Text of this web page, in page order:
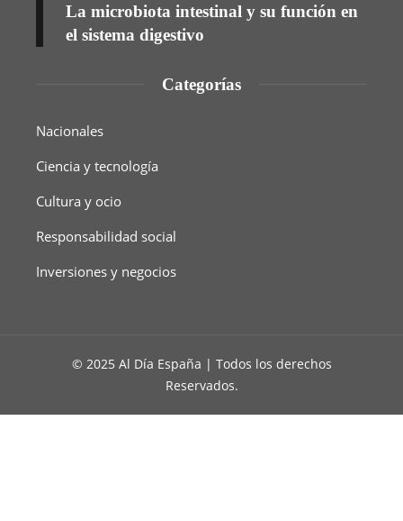
La microbiota intestinal y su función en
el sistema digestivo
Categorías
Nacionales
Ciencia y tecnología
Cultura y ocio
Responsabilidad social
Inversiones y negocios
© 2025 Al Día España | Todos los derechos
Reservados.